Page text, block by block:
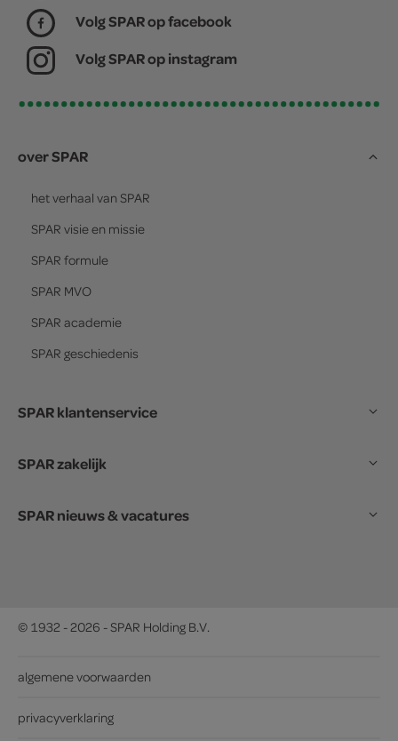
Volg SPAR op facebook
Volg SPAR op instagram
over SPAR
het verhaal van SPAR
SPAR visie en missie
SPAR formule
SPAR MVO
SPAR academie
SPAR geschiedenis
SPAR klantenservice
SPAR zakelijk
SPAR nieuws & vacatures
© 1932 - 2026 - SPAR Holding B.V.
algemene voorwaarden
privacyverklaring